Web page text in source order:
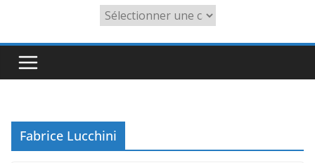
Rubriques
Fabrice Lucchini